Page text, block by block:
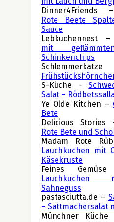
Dinner4Friends
Rote Beete
Sauce
Lebkuchennest –
mit
Schinkenchips
S-Küche –
Salat –
Ye Olde Kitchen –
Bete
Delicious Stories
Rote Bete und
Madam Rote
Lauchkuchen mit
Käsekruste
Feines
Lauchkuchen
Sahneguss
pastasciutta.de –
– Sattmachersalat
Münchner